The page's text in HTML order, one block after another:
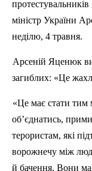
протестувальників
міністр України
неділю, 4 травня.
Арсеній Яценюк
загиблих: «Це
«Це має стати тим
об’єднатись,
терористам, які
ворожнечу між
й бачення. Вони